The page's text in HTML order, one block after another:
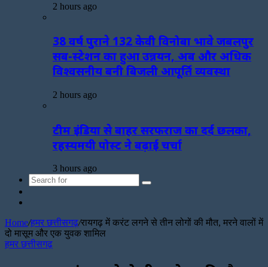
2 hours ago
38 वर्ष पुराने 132 केवी विनोबा भावे जबलपुर
सब-स्टेशन का हुआ उन्नयन, अब और अधिक
विश्वसनीय बनी बिजली आपूर्ति व्यवस्था
2 hours ago
टीम इंडिया से बाहर सरफराज का दर्द छलका,
रहस्यमयी पोस्ट ने बढ़ाई चर्चा
3 hours ago
Search
Home/हमर छत्तीसगढ़/रायगढ़ में करंट लगने से तीन लोगों की मौत, मरने वालों में
दो मासूम और एक युवक शामिल
हमर छत्तीसगढ़